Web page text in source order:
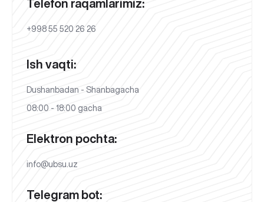
Telefon raqamlarimiz:
+998 55 520 26 26
Ish vaqti:
Dushanbadan - Shanbagacha
08:00 - 18:00 gacha
Elektron pochta:
info@ubsu.uz
Telegram bot: